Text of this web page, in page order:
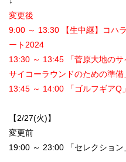
変更後
9:00 ～ 13:30 【生中継】コハ
ート2024
13:30 ～ 13:45 「菅原大地の
サイコーラウンドのための準備
13:45 ～ 14:00 「ゴルフギアQ」
【2/27(火)】
変更前
19:00 ～ 23:00 「セレクション